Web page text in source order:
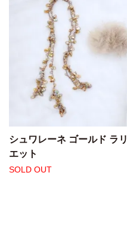
シュワレーネ ゴールド ラリ
エット
SOLD OUT